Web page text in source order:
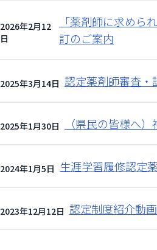
2026年2月12
日
「薬剤師に求め
訂のご案内
2025年3月14日 認定薬剤師審査・
2025年1月30日 （県民の皆様へ
2024年1月5日 生涯学習履修認定
2023年12月12日 認定制度紹介動